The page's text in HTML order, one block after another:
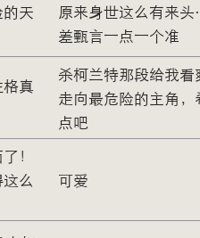
天
原来身世这么有来
差甄言一点一个准
真
杀柯兰特那段给我
走向最危险的主角
点吧
！
么
可爱